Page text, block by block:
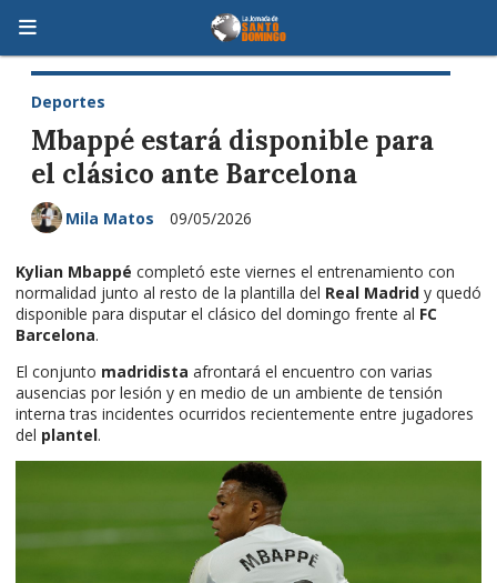
Mbappé estará disponible para
el clásico ante Barcelona
Deportes
09/05/2026
Mila Matos
Kylian Mbappé completó este viernes el entrenamiento con
normalidad junto al resto de la plantilla del Real Madrid y quedó
disponible para disputar el clásico del domingo frente al FC
Barcelona.
El conjunto madridista afrontará el encuentro con varias
ausencias por lesión y en medio de un ambiente de tensión
interna tras incidentes ocurridos recientemente entre jugadores
del plantel.